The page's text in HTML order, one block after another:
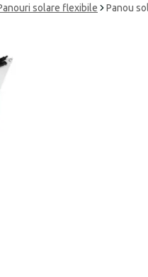
solare flexibile Panou